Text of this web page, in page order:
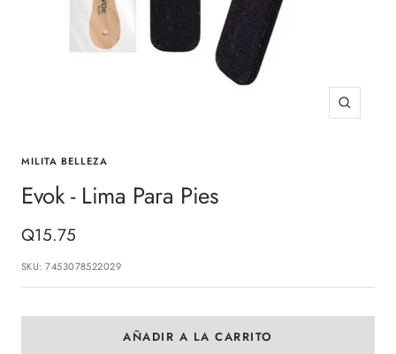
Zoom
MILITA BELLEZA
Evok - Lima Para Pies
Precio
de
venta
Q15.75
SKU:7453078522029
AÑADIR A LA CARRITO